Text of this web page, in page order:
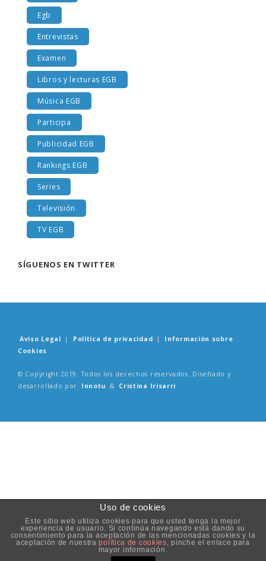
Egb
Entrevistas
Examen
Libros y lecturas EGB
Música EGB
Participa
Publicidad EGB
Rankings EGB
Series
Televisión
TV EGB
SÍGUENOS EN TWITTER
Aviso Legal | Política de privacidad |
Información sobre
Cookies
© Copyright 2019. Todos los derechos reservados. Diseñado y
desarrollado por
Innotu & Cristina Irisarri
Uso de cookies
Este sitio web utiliza cookies para que usted tenga la mejor
experiencia de usuario. Si continúa navegando está dando su
consentimiento para la aceptación de las mencionadas cookies y la
aceptación de nuestrapolítica de cookies, pinche el enlace para
mayor información.